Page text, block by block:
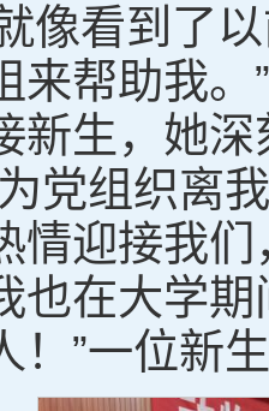
像看到了
来帮助我
新生，她
党组织离
情迎接我
也在大学
！”一位新